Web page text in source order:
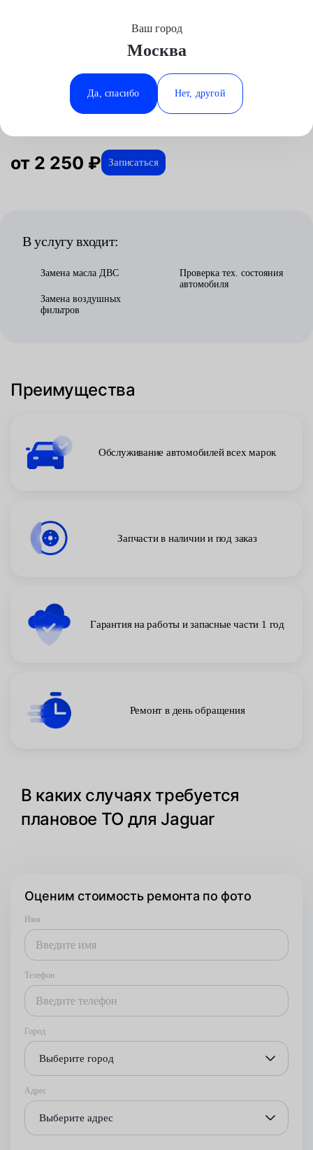
Минеральные Воды
Ростов-на-Дону
Ставрополь
Ваш город
Москва
Да, спасибо Нет, другой
ОтзывыАвтосервис
Плановое ТО для Jaguar в Москве
от 2 250 ₽ Записаться
В услугу входит:
Замена масла ДВС
Замена воздушных
фильтров
Проверка тех. состояния
автомобиля
Преимущества
Обслуживание автомобилей всех марок
Запчасти в наличии и под заказ
Гарантия на работы и запасные части 1 год
Ремонт в день обращения
В каких случаях требуется
плановое ТО для Jaguar
Оценим стоимость ремонта по фото
Имя
Телефон
Город
Выберите город
Адрес
Выберите адрес